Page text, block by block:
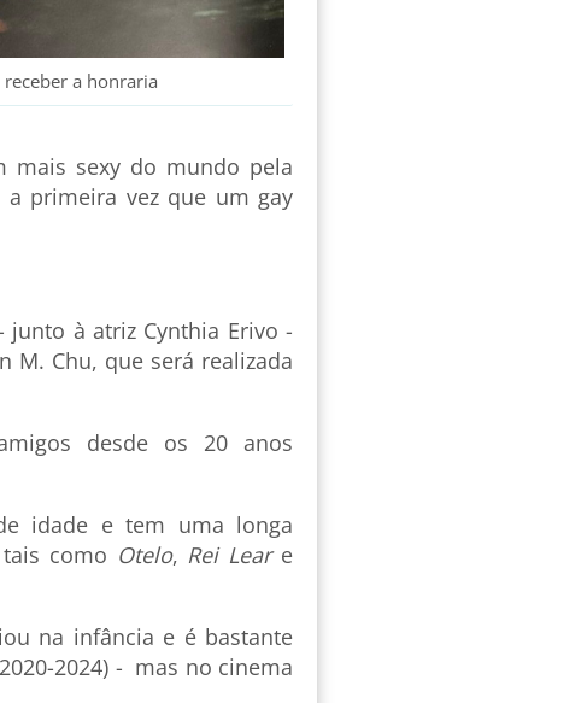
a honraria
sexy do mundo pela
a primeira vez que um gay
junto à atriz Cynthia Erivo -
M. Chu, que será realizada
desde os 20 anos
idade e tem uma longa
como Otelo, Rei Leare
na infância e é bastante
2024) - mas no cinema